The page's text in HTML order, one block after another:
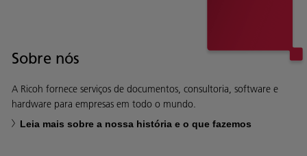
Sobre nós
A Ricoh fornece serviços de documentos, consultoria, software e
hardware para empresas em todo o mundo.
Leia mais sobre a nossa história e o que fazemos